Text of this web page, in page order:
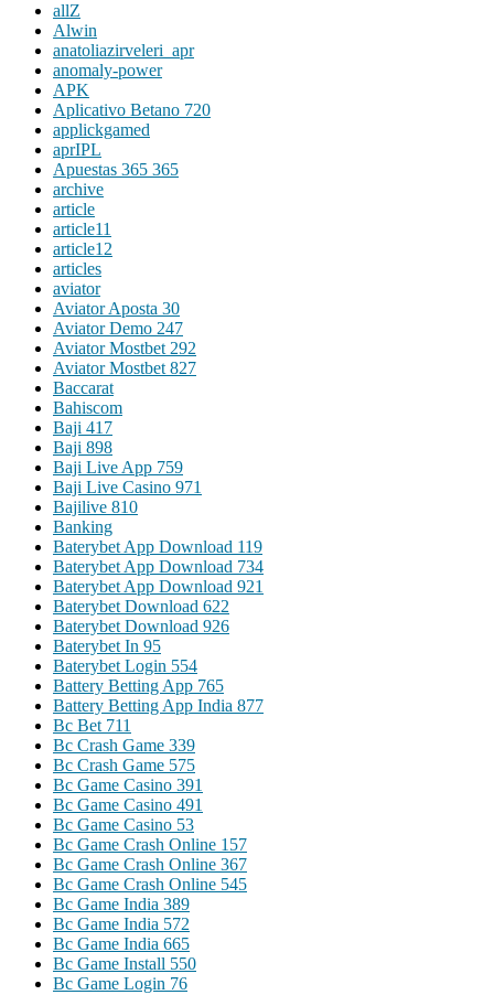
allZ
Alwin
anatoliazirveleri_apr
anomaly-power
APK
Aplicativo Betano 720
applickgamed
aprIPL
Apuestas 365 365
archive
article
article11
article12
articles
aviator
Aviator Aposta 30
Aviator Demo 247
Aviator Mostbet 292
Aviator Mostbet 827
Baccarat
Bahiscom
Baji 417
Baji 898
Baji Live App 759
Baji Live Casino 971
Bajilive 810
Banking
Baterybet App Download 119
Baterybet App Download 734
Baterybet App Download 921
Baterybet Download 622
Baterybet Download 926
Baterybet In 95
Baterybet Login 554
Battery Betting App 765
Battery Betting App India 877
Bc Bet 711
Bc Crash Game 339
Bc Crash Game 575
Bc Game Casino 391
Bc Game Casino 491
Bc Game Casino 53
Bc Game Crash Online 157
Bc Game Crash Online 367
Bc Game Crash Online 545
Bc Game India 389
Bc Game India 572
Bc Game India 665
Bc Game Install 550
Bc Game Login 76